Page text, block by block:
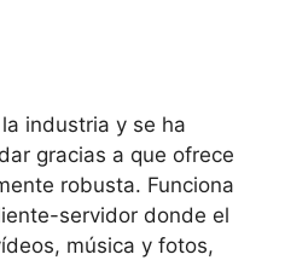
industria y se ha
gracias a que ofrece
robusta. Funciona
servidor donde el
música y fotos,